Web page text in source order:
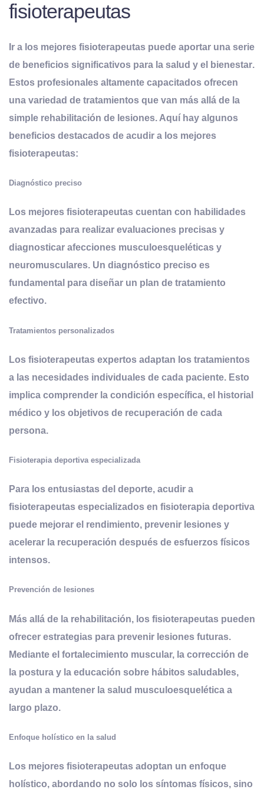
fisioterapeutas
Ir a los mejores fisioterapeutas puede aportar una serie
de beneficios significativos para la salud y el bienestar.
Estos profesionales altamente capacitados ofrecen
una variedad de tratamientos que van más allá de la
simple rehabilitación de lesiones. Aquí hay algunos
beneficios destacados de acudir a los mejores
fisioterapeutas:
Diagnóstico preciso
Los mejores fisioterapeutas cuentan con habilidades
avanzadas para realizar evaluaciones precisas y
diagnosticar afecciones musculoesqueléticas y
neuromusculares. Un diagnóstico preciso es
fundamental para diseñar un plan de tratamiento
efectivo.
Tratamientos personalizados
Los fisioterapeutas expertos adaptan los tratamientos
a las necesidades individuales de cada paciente. Esto
implica comprender la condición específica, el historial
médico y los objetivos de recuperación de cada
persona.
Fisioterapia deportiva especializada
Para los entusiastas del deporte, acudir a
fisioterapeutas especializados en fisioterapia deportiva
puede mejorar el rendimiento, prevenir lesiones y
acelerar la recuperación después de esfuerzos físicos
intensos.
Prevención de lesiones
Más allá de la rehabilitación, los fisioterapeutas pueden
ofrecer estrategias para prevenir lesiones futuras.
Mediante el fortalecimiento muscular, la corrección de
la postura y la educación sobre hábitos saludables,
ayudan a mantener la salud musculoesquelética a
largo plazo.
Enfoque holístico en la salud
Los mejores fisioterapeutas adoptan un enfoque
holístico, abordando no solo los síntomas físicos, sino